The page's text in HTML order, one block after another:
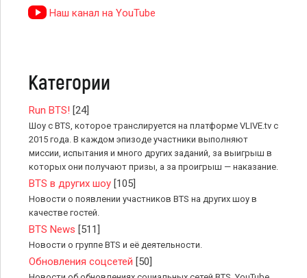
Наш канал на YouTube
Категории
Run BTS! [24]
Шоу с BTS, которое транслируется на платформе VLIVE.tv с
2015 года. В каждом эпизоде участники выполняют
миссии, испытания и много других заданий, за выигрыш в
которых они получают призы, а за проигрыш — наказание.
BTS в других шоу [105]
Новости о появлении участников BTS на других шоу в
качестве гостей.
BTS News [511]
Новости о группе BTS и её деятельности.
Обновления соцсетей [50]